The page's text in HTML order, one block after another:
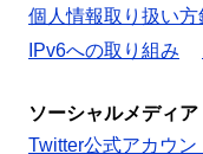
個人情報取り扱い方
IPv6への取り組み
ソーシャルメディア
Twitter公式アカウン